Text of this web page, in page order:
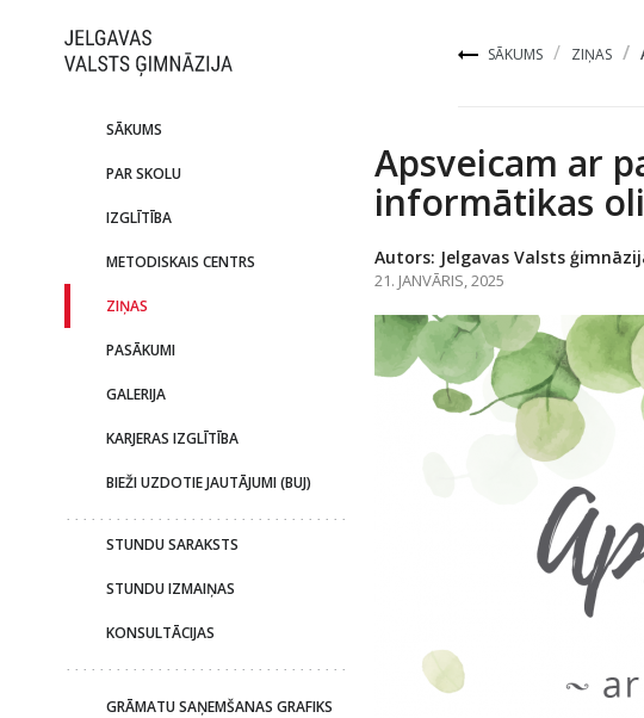
SĀKUMS ZIŅAS
SĀKUMS
PAR SKOLU
IZGLĪTĪBA
METODISKAIS CENTRS
ZIŅAS
PASĀKUMI
GALERIJA
KARJERAS IZGLĪTĪBA
BIEŽI UZDOTIE JAUTĀJUMI (BUJ)
STUNDU SARAKSTS
STUNDU IZMAIŅAS
KONSULTĀCIJAS
GRĀMATU SAŅEMŠANAS GRAFIKS
Apsveicam ar
informātikas
Autors: Jelgavas Valsts
21. JANVĀRIS, 2025